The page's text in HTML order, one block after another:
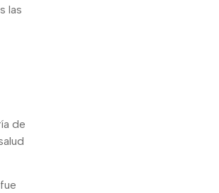
las
de